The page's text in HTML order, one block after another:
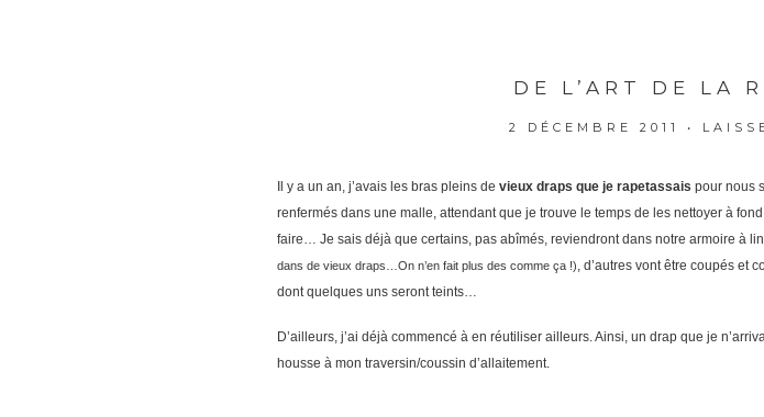
DE L’ART DE LA
2 DÉCEMBRE 2011 •
Il y a un an, j’avais les bras pleins de vieux draps que je rapetassais pour nous
renfermés dans une malle, attendant que je trouve le temps de les nettoyer à
faire… Je sais déjà que certains, pas abîmés, reviendront dans notre armoire à
dans de vieux draps…On n’en fait plus des comme ça !) , d’autres vont être coupés et
dont quelques uns seront teints…
D’ailleurs, j’ai déjà commencé à en réutiliser ailleurs. Ainsi, un drap que je
housse à mon traversin/coussin d’allaitement.